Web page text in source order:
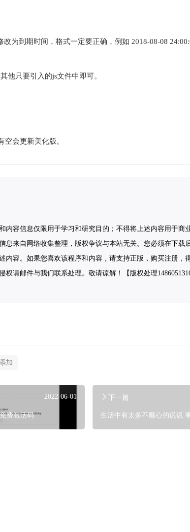
为到期时间，格式一定要正确，例如 2018-08-08
他只要引入的js文件中即可。
空会更新美化版。
内容信息仅限用于学习和研究目的；不得将上述内容用于商
息来自网络收集整理，版权争议与本站无关。您必须在下载
内容。如果您喜欢该程序和内容，请支持正版，购买注册，
请邮件与我们联系处理。敬请谅解！【版权处理
加
2022-06-01
费激活码
下一篇
生活中有太多不顺心的说说